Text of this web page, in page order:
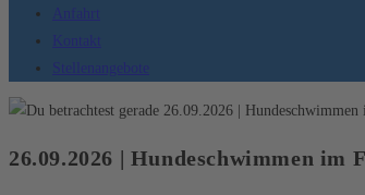
Anfahrt
Kontakt
Stellenangebote
26.09.2026 | Hundeschwimmen im